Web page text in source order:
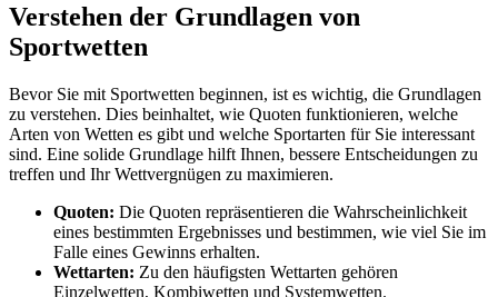
Verstehen der Grundlagen von
Sportwetten
Bevor Sie mit Sportwetten beginnen, ist es wichtig, die Grundlagen
zu verstehen. Dies beinhaltet, wie Quoten funktionieren, welche
Arten von Wetten es gibt und welche Sportarten für Sie interessant
sind. Eine solide Grundlage hilft Ihnen, bessere Entscheidungen zu
treffen und Ihr Wettvergnügen zu maximieren.
Quoten: Die Quoten repräsentieren die Wahrscheinlichkeit
eines bestimmten Ergebnisses und bestimmen, wie viel Sie im
Falle eines Gewinns erhalten.
Wettarten: Zu den häufigsten Wettarten gehören
Einzelwetten, Kombiwetten und Systemwetten.